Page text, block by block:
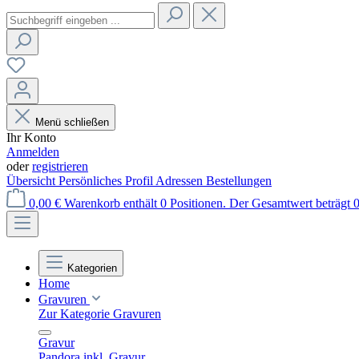
Menü schließen
Ihr Konto
Anmelden
oderregistrieren
ÜbersichtPersönliches ProfilAdressen Bestellungen
0,00 € Warenkorb enthält 0 Positionen. Der Gesamtwert beträgt
Kategorien
Home
Gravuren
Zur Kategorie Gravuren
Gravur